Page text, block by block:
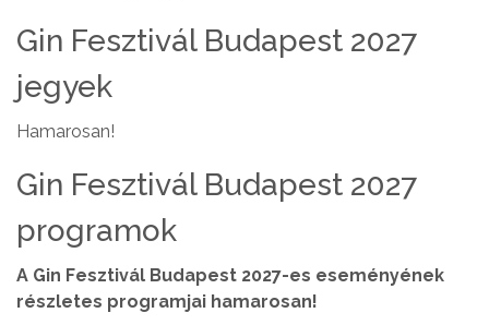
Gin Fesztivál Budapest 2027
jegyek
Hamarosan!
Gin Fesztivál Budapest 2027
programok
A Gin Fesztivál Budapest 2027-es eseményének
részletes programjai hamarosan!